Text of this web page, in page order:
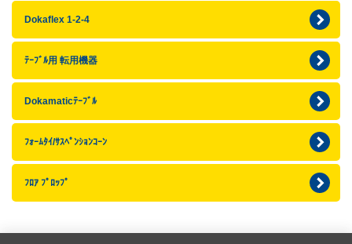
Dokaflex 1-2-4
ﾃｰﾌﾞﾙ用 転用機器
Dokamaticﾃｰﾌﾞﾙ
ﾌｫｰﾑﾀｲ/ｻｽﾍﾟﾝｼｮﾝｺｰﾝ
ﾌﾛｱ ﾌﾟﾛｯﾌﾟ